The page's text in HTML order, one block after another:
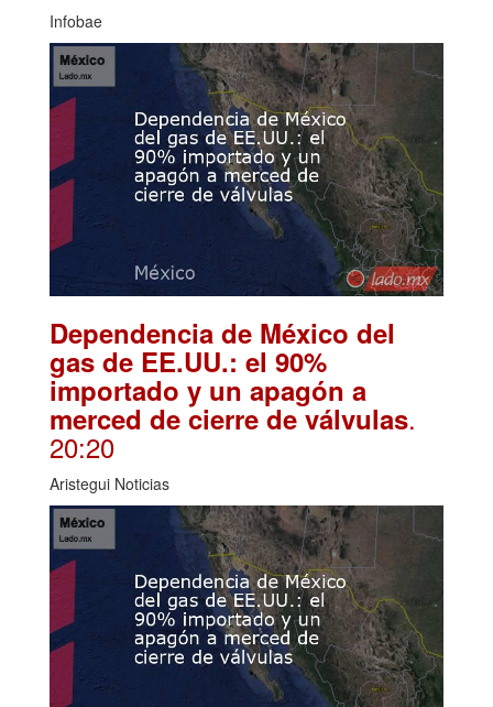
Infobae
Dependencia de México del
gas de EE.UU.: el 90%
importado y un apagón a
merced de cierre de válvulas.
20:20
Aristegui Noticias